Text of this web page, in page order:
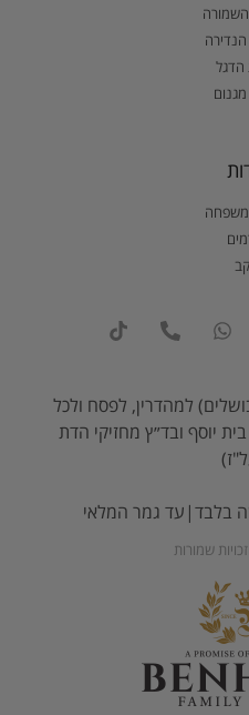
למהדרין, לפסח ולכל
יוסף ובד״ץ מחזיקי הדת
בלבד|עד גמר המלאי